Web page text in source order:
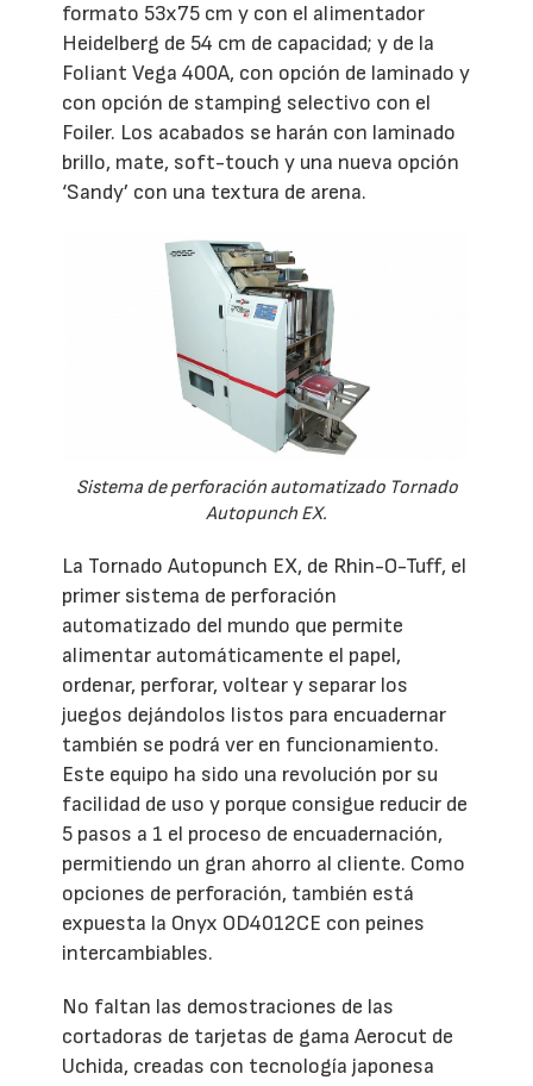
formato 53x75 cm y con el alimentador
Heidelberg de 54 cm de capacidad; y de la
Foliant Vega 400A, con opción de laminado y
con opción de stamping selectivo con el
Foiler. Los acabados se harán con laminado
brillo, mate, soft-touch y una nueva opción
‘Sandy’ con una textura de arena.
Sistema de perforación automatizado Tornado
Autopunch EX.
La Tornado Autopunch EX, de Rhin-O-Tuff, el
primer sistema de perforación
automatizado del mundo que permite
alimentar automáticamente el papel,
ordenar, perforar, voltear y separar los
juegos dejándolos listos para encuadernar
también se podrá ver en funcionamiento.
Este equipo ha sido una revolución por su
facilidad de uso y porque consigue reducir de
5 pasos a 1 el proceso de encuadernación,
permitiendo un gran ahorro al cliente. Como
opciones de perforación, también está
expuesta la Onyx OD4012CE con peines
intercambiables.
No faltan las demostraciones de las
cortadoras de tarjetas de gama Aerocut de
Uchida, creadas con tecnología japonesa